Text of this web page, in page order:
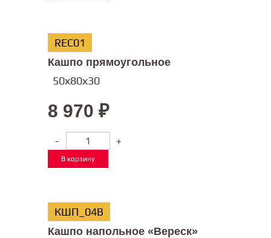
REC01
Кашпо прямоугольное
50х80х30
8 970 ₽
- +
В корзину
КШП_04В
Кашпо напольное «Вереск»